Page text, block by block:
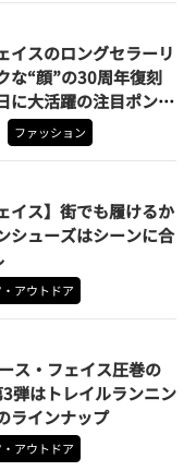
イスのロングセラーリ
な“顔”の30周年復刻
に大活躍の注目ポンチ
ファッション
イス】街でも履けるか
シューズはシーンに合
アウトドア
ス・フェイス圧巻の
弾はトレイルランニン
ラインナップ
アウトドア